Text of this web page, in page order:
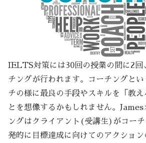
IELTS対策には30回の授業の間に2回
チングが行われます。コーチングと
チの様に最良の手段やスキルを「教
とを想像するかもしれません。
ングはクライアント(受講生)がコー
発的に目標達成に向けてのアクショ